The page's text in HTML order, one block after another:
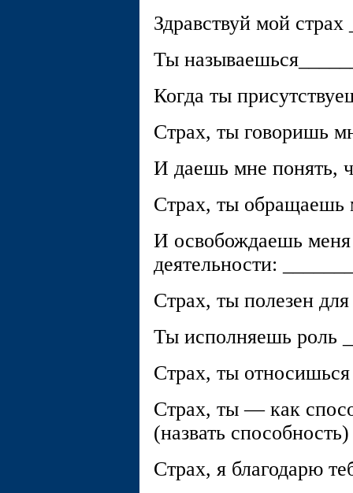
Здравствуй мой страх
Ты
Когда ты
Страх, ты говоришь
И даешь мне понять,
Страх, ты обращаешь
И освобождаешь
деятельности:
Страх, ты полезен
Ты исполняешь роль
Страх, ты
Страх, ты — как
(назвать способность)
Страх, я благодарю